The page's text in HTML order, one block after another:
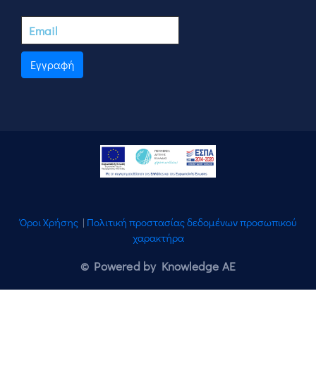
Εγγραφή
Όροι Χρήσης | Πολιτική προστασίας δεδομένων προσωπικού
χαρακτήρα
© Powered by Knowledge AE